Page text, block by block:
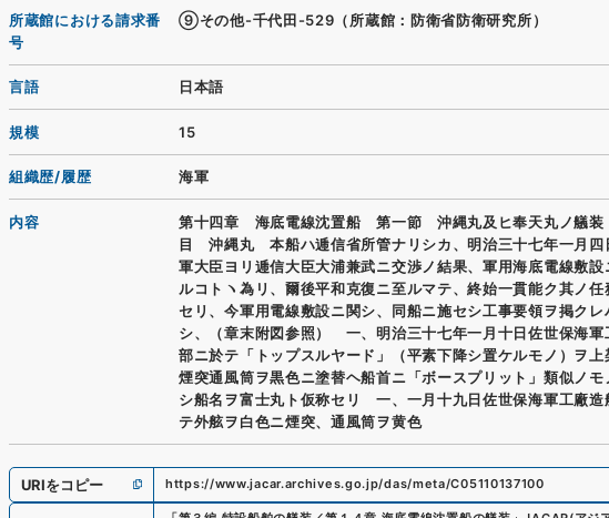
所蔵館における請求番
号
⑨その他-千代田-529（所蔵館：防衛省防衛研究所）
言語 日本語
規模 15
組織歴/履歴 海軍
内容
第十四章 海底電線沈置船 第一節 沖縄丸及ヒ奉天丸ノ艤
目 沖縄丸 本船ハ逓信省所管ナリシカ、明治三十七年一月四
軍大臣ヨリ逓信大臣大浦兼武ニ交渉ノ結果、軍用海底電線敷設
ルコトヽ為リ、爾後平和克復ニ至ルマテ、終始一貫能ク其ノ任
セリ、今軍用電線敷設ニ関シ、同船ニ施セシ工事要領ヲ掲クレ
シ、（章末附図参照） 一、明治三十七年一月十日佐世保海軍
部ニ於テ「トップスルヤード」（平素下降シ置ケルモノ）ヲ上
煙突通風筒ヲ黒色ニ塗替ヘ船首ニ「ボースプリット」類似ノモ
シ船名ヲ富士丸ト仮称セリ 一、一月十九日佐世保海軍工廠造
テ外舷ヲ白色ニ煙突、通風筒ヲ黄色
URIをコピー https://www.jacar.archives.go.jp/das/meta/C05110137100